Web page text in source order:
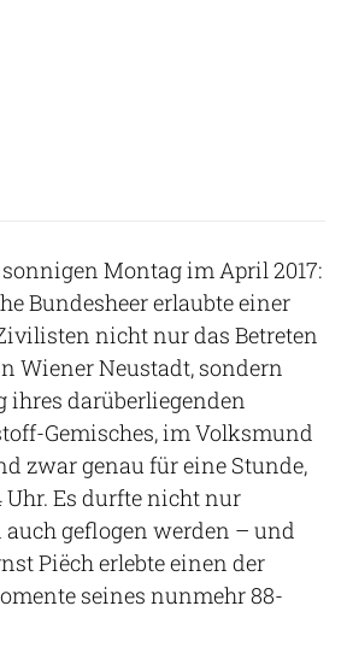
Montag im April 2017:
Bundesheer erlaubte einer
nicht nur das Betreten
Wiener Neustadt, sondern
ihres darüberliegenden
Gemisches, im Volksmund
zwar genau für eine Stunde,
Uhr. Es durfte nicht nur
auch geflogen werden – und
Piëch erlebte einen der
seines nunmehr 88-